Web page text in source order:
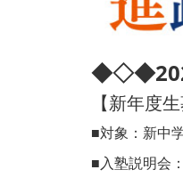
【新年度
■対象：新中
■入塾説明会